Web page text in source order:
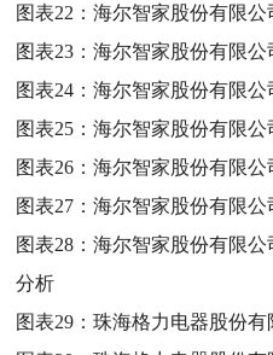
图表22：海尔智家股份有限公
图表23：海尔智家股份有限公
图表24：海尔智家股份有限公
图表25：海尔智家股份有限公
图表26：海尔智家股份有限公
图表27：海尔智家股份有限公
图表28：海尔智家股份有限
分析
图表29：珠海格力电器股份有